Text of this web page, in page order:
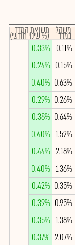
משקל
במדד תשואת המדד
(% שינוי חודשי)
0.11%
0.33%
0.15%
0.24%
0.63%
0.40%
0.26%
0.29%
0.64%
0.38%
1.52%
0.40%
2.18%
0.44%
1.36%
0.40%
0.35%
0.42%
0.95%
0.39%
1.38%
0.35%
2.07%
0.37%